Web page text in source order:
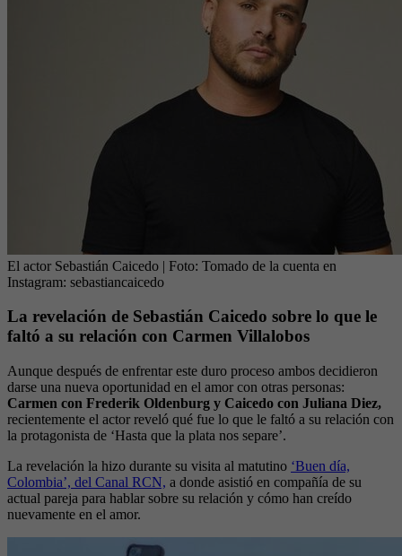
El actor Sebastián Caicedo | Foto: Tomado de la cuenta en
Instagram: sebastiancaicedo
La revelación de Sebastián Caicedo sobre lo que le
faltó a su relación con Carmen Villalobos
Aunque después de enfrentar este duro proceso ambos decidieron
darse una nueva oportunidad en el amor con otras personas:
Carmen con Frederik Oldenburg y Caicedo con Juliana Diez,
recientemente el actor reveló qué fue lo que le faltó a su relación con
la protagonista de ‘Hasta que la plata nos separe’.
La revelación la hizo durante su visita al matutino ‘Buen día,
Colombia’, del Canal RCN, a donde asistió en compañía de su
actual pareja para hablar sobre su relación y cómo han creído
nuevamente en el amor.